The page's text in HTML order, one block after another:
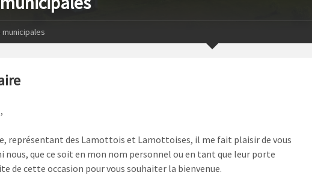
représentant des Lamottois et Lamottoises, il me fait plaisir de vous
nous, que ce soit en mon nom personnel ou en tant que leur porte
de cette occasion pour vous souhaiter la bienvenue.